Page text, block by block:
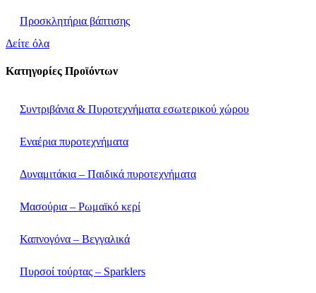
Προσκλητήρια βάπτισης
Δείτε όλα
Κατηγορίες Προϊόντων
Συντριβάνια & Πυροτεχνήματα εσωτερικού χώρου
Εναέρια πυροτεχνήματα
Δυναμιτάκια – Παιδικά πυροτεχνήματα
Μασούρια – Ρωμαϊκό κερί
Καπνογόνα – Βεγγαλικά
Πυρσοί τούρτας – Sparklers